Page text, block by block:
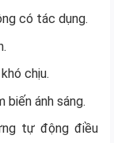
có tác dụng.
chịu.
biến ánh sáng.
tự động điều